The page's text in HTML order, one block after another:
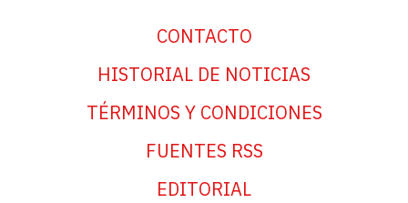
CONTACTO
HISTORIAL DE NOTICIAS
TÉRMINOS Y CONDICIONES
FUENTES RSS
EDITORIAL